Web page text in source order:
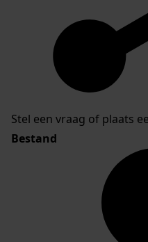
Stel een vraag of plaats
Bestand